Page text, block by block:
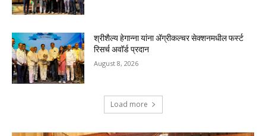
श्रीशैल्य हेगान्ना यांना ॲग्रीकल्चर सेक्शनमधील फर्स्ट
रिसर्च अवॉर्ड प्रदान
August 8, 2026
Load more